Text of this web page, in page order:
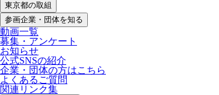
東京都の取組
参画企業・ 団体を知る
動画一覧
募集・ アンケート
お知らせ
公式SNSの紹介
企業・団体の方はこちら
よくあるご質問
関連リンク集